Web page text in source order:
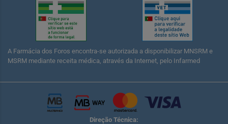
A Farmácia dos Foros encontra-se autorizada a disponibilizar MNSRM e
MSRM mediante receita médica, através da Internet, pelo Infarmed
Direção Técnica: